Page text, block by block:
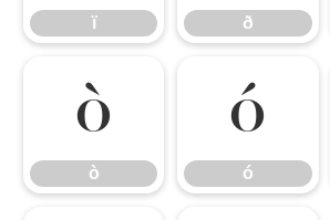
ï ð
ò
ò
ó
ó